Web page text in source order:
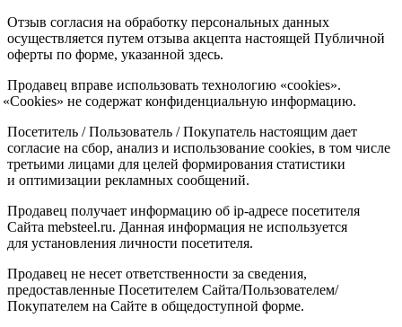
Отзыв согласия на обработку персональных данных
осуществляется путем отзыва акцепта настоящей Публичной
оферты по форме, указанной здесь.
Продавец вправе использовать технологию «cookies».
«Cookies» не содержат конфиденциальную информацию.
Посетитель / Пользователь / Покупатель настоящим дает
согласие на сбор, анализ и использование cookies, в том числе
третьими лицами для целей формирования статистики
и оптимизации рекламных сообщений.
Продавец получает информацию об ip-адресе посетителя
Сайта mebsteel.ru. Данная информация не используется
для установления личности посетителя.
Продавец не несет ответственности за сведения,
предоставленные Посетителем Сайта/Пользователем/
Покупателем на Сайте в общедоступной форме.